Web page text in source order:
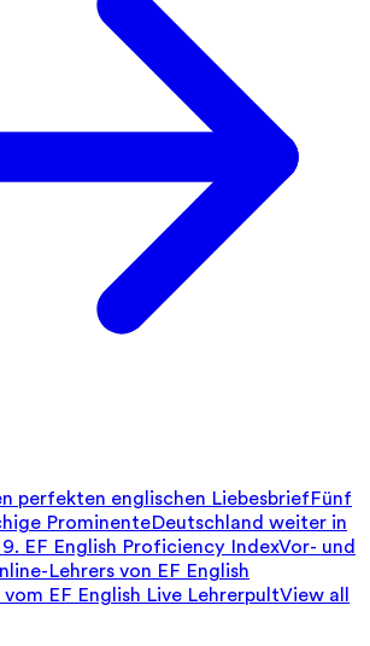
perfekten englischen LiebesbriefFünf
ProminenteDeutschland weiter in
EF English Proficiency IndexVor- und
Lehrers von EF English
EF English Live LehrerpultView all